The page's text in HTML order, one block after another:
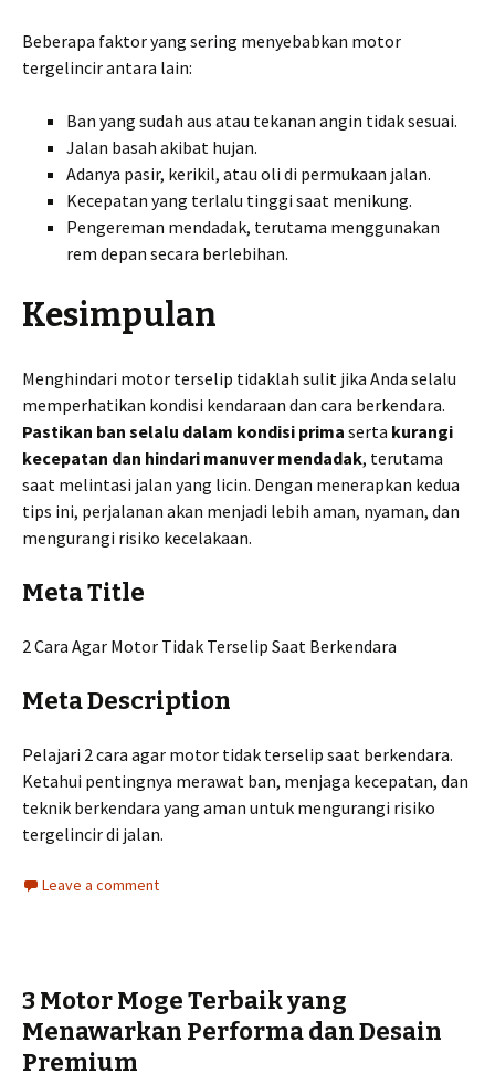
Beberapa faktor yang sering menyebabkan motor
tergelincir antara lain:
Ban yang sudah aus atau tekanan angin tidak sesuai.
Jalan basah akibat hujan.
Adanya pasir, kerikil, atau oli di permukaan jalan.
Kecepatan yang terlalu tinggi saat menikung.
Pengereman mendadak, terutama menggunakan
rem depan secara berlebihan.
Kesimpulan
Menghindari motor terselip tidaklah sulit jika Anda selalu
memperhatikan kondisi kendaraan dan cara berkendara.
Pastikan ban selalu dalam kondisi prima serta kurangi
kecepatan dan hindari manuver mendadak, terutama
saat melintasi jalan yang licin. Dengan menerapkan kedua
tips ini, perjalanan akan menjadi lebih aman, nyaman, dan
mengurangi risiko kecelakaan.
Meta Title
2 Cara Agar Motor Tidak Terselip Saat Berkendara
Meta Description
Pelajari 2 cara agar motor tidak terselip saat berkendara.
Ketahui pentingnya merawat ban, menjaga kecepatan, dan
teknik berkendara yang aman untuk mengurangi risiko
tergelincir di jalan.
Leave a comment
3 Motor Moge Terbaik yang
Menawarkan Performa dan Desain
Premium